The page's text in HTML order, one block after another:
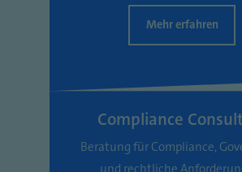
Mehr erfahren
Compliance
Beratung für Compliance,